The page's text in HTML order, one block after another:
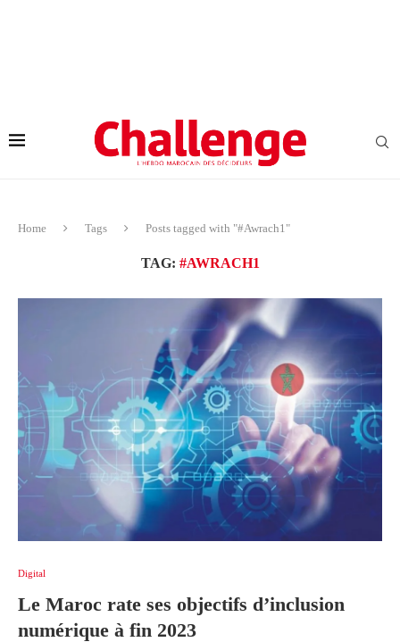
Home Tags Posts tagged with "#Awrach1"
TAG: #AWRACH1
Digital
Le Maroc rate ses objectifs d’inclusion
numérique à fin 2023